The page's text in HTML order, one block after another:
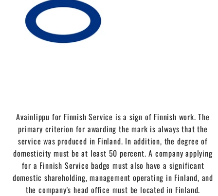
Avainlippu for Finnish Service is a sign of Finnish work. The
primary criterion for awarding the mark is always that the
service was produced in Finland. In addition, the degree of
domesticity must be at least 50 percent. A company applying
for a Finnish Service badge must also have a significant
domestic shareholding, management operating in Finland, and
the company's head office must be located in Finland.